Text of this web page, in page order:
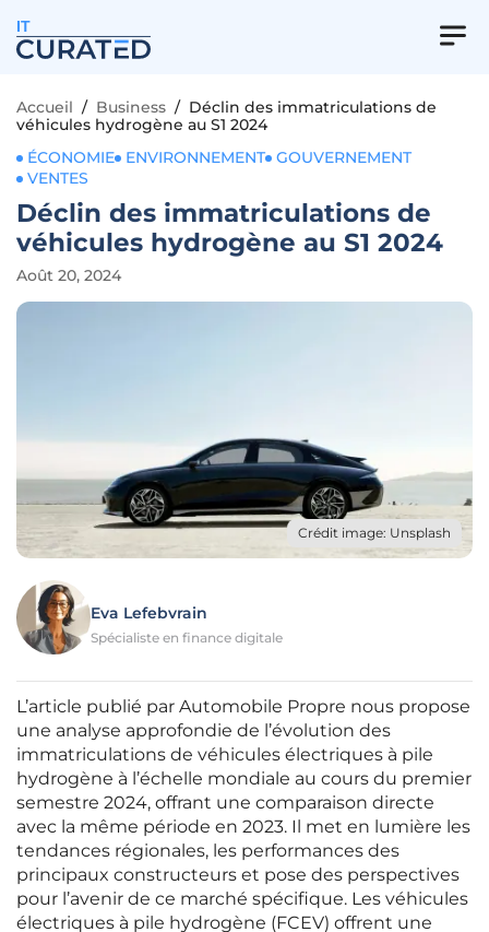
IT
Accueil / Business / Déclin des immatriculations de
véhicules hydrogène au S1 2024
ÉCONOMIE
ENVIRONNEMENT GOUVERNEMENT
VENTES
Déclin des immatriculations de
véhicules hydrogène au S1 2024
Août 20, 2024
Crédit image: Unsplash
Eva Lefebvrain
Spécialiste en finance digitale
L’article publié par Automobile Propre nous propose
une analyse approfondie de l’évolution des
immatriculations de véhicules électriques à pile
hydrogène à l’échelle mondiale au cours du premier
semestre 2024, offrant une comparaison directe
avec la même période en 2023. Il met en lumière les
tendances régionales, les performances des
principaux constructeurs et pose des perspectives
pour l’avenir de ce marché spécifique. Les véhicules
électriques à pile hydrogène (FCEV) offrent une